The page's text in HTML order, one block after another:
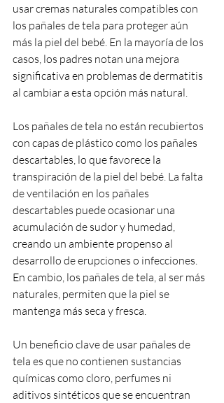
usar cremas naturales compatibles con
los pañales de tela para proteger aún
más la piel del bebé. En la mayoría de los
casos, los padres notan una mejora
significativa en problemas de dermatitis
al cambiar a esta opción más natural.
Los pañales de tela no están recubiertos
con capas de plástico como los pañales
descartables, lo que favorece la
transpiración de la piel del bebé. La falta
de ventilación en los pañales
descartables puede ocasionar una
acumulación de sudor y humedad,
creando un ambiente propenso al
desarrollo de erupciones o infecciones.
En cambio, los pañales de tela, al ser más
naturales, permiten que la piel se
mantenga más seca y fresca.
Un beneficio clave de usar pañales de
tela es que no contienen sustancias
químicas como cloro, perfumes ni
aditivos sintéticos que se encuentran